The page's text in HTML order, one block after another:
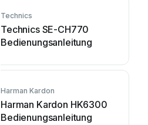
Technics
Technics SE-CH770
Bedienungsanleitung
Harman Kardon
Harman Kardon HK6300
Bedienungsanleitung